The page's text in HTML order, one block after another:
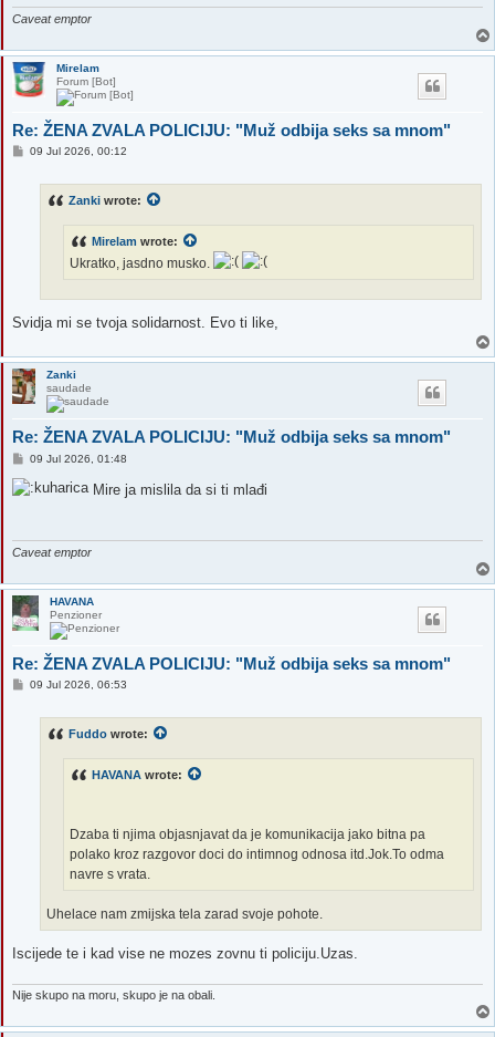
Caveat emptor
Mirelam
Forum [Bot]
Re: ŽENA ZVALA POLICIJU: "Muž odbija seks sa mnom"
P09 Jul 2026, 00:12
Zanki wrote:
Mirelam wrote:
Ukratko, jasdno musko.
Svidja mi se tvoja solidarnost. Evo ti like,
Zanki
saudade
Re: ŽENA ZVALA POLICIJU: "Muž odbija seks sa mnom"
P
s
t
09 Jul 2026, 01:48
Mire ja mislila da si ti mlađi
Caveat emptor
HAVANA
Penzioner
Re: ŽENA ZVALA POLICIJU: "Muž odbija seks sa mnom"
P09 Jul 2026, 06:53
Fuddo wrote:
HAVANA wrote:
Dzaba ti njima objasnjavat da je komunikacija jako bitna pa
polako kroz razgovor doci do intimnog odnosa itd.Jok.To odma
navre s vrata.
Uhelace nam zmijska tela zarad svoje pohote.
Iscijede te i kad vise ne mozes zovnu ti policiju.Uzas.
Nije skupo na moru, skupo je na obali.